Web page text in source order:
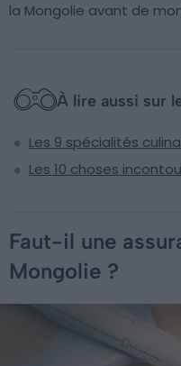
la Mongolie avant de
À lire aussi sur
Les 9 spécialités
Les 10 choses
Faut-il une
Mongolie ?